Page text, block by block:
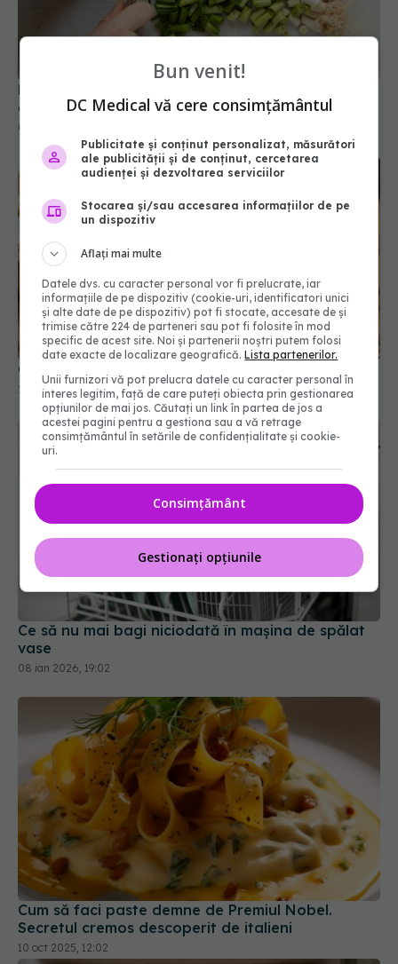
Nu mai arunca rădăcinile de ceapă verde. Trucul
de care te vei îndrăgosti
05 feb 2026, 18:54
Cum salvezi supa prea sărată cu o felie de pâine
10 feb 2026, 20:00
Ce să nu mai bagi niciodată în mașina de spălat
vase
08 ian 2026, 19:02
Cum să faci paste demne de Premiul Nobel.
Secretul cremos descoperit de italieni
10 oct 2025, 12:02
Bun venit!
DC Medical vă cere consimțământul
Publicitate și conținut personalizat, măsurători
ale publicității și de conținut, cercetarea
audienței și dezvoltarea serviciilor
Stocarea și/sau accesarea informațiilor de pe
un dispozitiv
Aflați mai multe
Datele dvs. cu caracter personal vor fi prelucrate, iar
informațiile de pe dispozitiv (cookie-uri, identificatori unici
și alte date de pe dispozitiv) pot fi stocate, accesate de și
trimise către 224 de parteneri sau pot fi folosite în mod
specific de acest site. Noi și partenerii noștri putem folosi
date exacte de localizare geografică.Lista partenerilor.
Unii furnizori vă pot prelucra datele cu caracter personal în
interes legitim, față de care puteți obiecta prin gestionarea
opțiunilor de mai jos. Căutați un link în partea de jos a
acestei pagini pentru a gestiona sau a vă retrage
consimțământul în setările de confidențialitate și cookie-
uri.
Consimțământ
Gestionați opțiunile